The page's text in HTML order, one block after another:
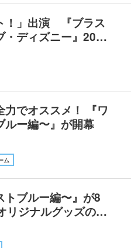
！」出演 『ブラス
・ディズニー』20…
でオススメ！ 『ワ
ルー編〜』が開幕
ム
トブルー編〜』が8
リジナルグッズの…